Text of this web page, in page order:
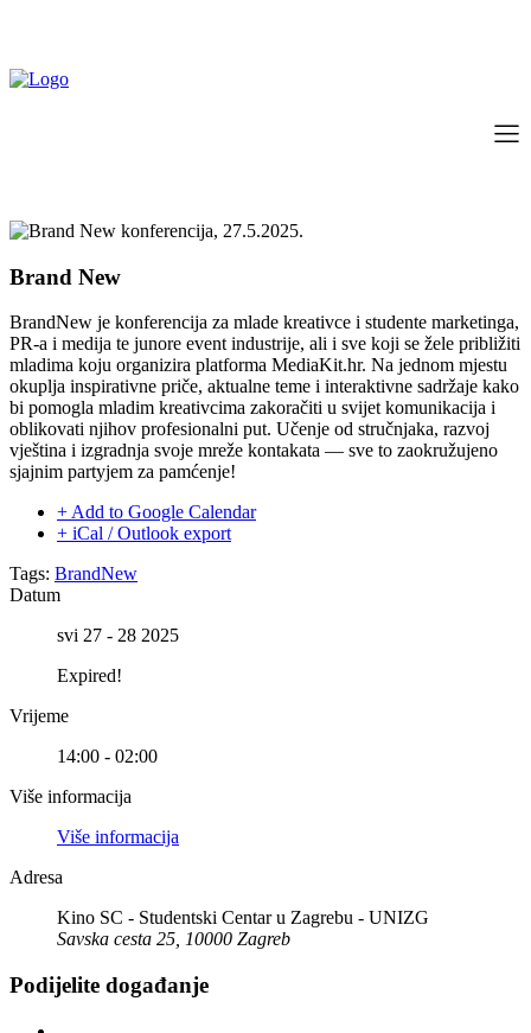
Brand New
BrandNew je konferencija za mlade kreativce i studente marketinga,
PR-a i medija te junore event industrije, ali i sve koji se žele približiti
mladima koju organizira platforma MediaKit.hr. Na jednom mjestu
okuplja inspirativne priče, aktualne teme i interaktivne sadržaje kako
bi pomogla mladim kreativcima zakoračiti u svijet komunikacija i
oblikovati njihov profesionalni put. Učenje od stručnjaka, razvoj
vještina i izgradnja svoje mreže kontakata — sve to zaokružujeno
sjajnim partyjem za pamćenje!
+ Add to Google Calendar
+ iCal / Outlook export
Tags: BrandNew
Datum
svi 27 - 28 2025
Expired!
Vrijeme
14:00 - 02:00
Više informacija
Više informacija
Adresa
Kino SC - Studentski Centar u Zagrebu - UNIZG
Savska cesta 25, 10000 Zagreb
Podijelite događanje